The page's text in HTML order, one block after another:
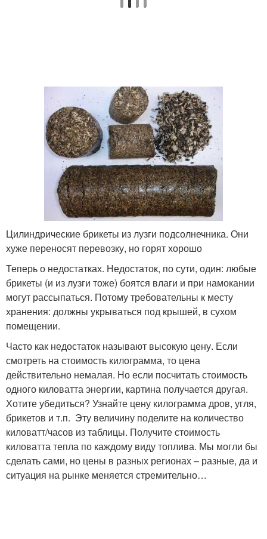
Цилиндрические брикеты из лузги подсолнечника. Они
хуже переносят перевозку, но горят хорошо
Теперь о недостатках. Недостаток, по сути, один: любые
брикеты (и из лузги тоже) боятся влаги и при намокании
могут рассыпаться. Потому требовательны к месту
хранения: должны укрываться под крышей, в сухом
помещении.
Часто как недостаток называют высокую цену. Если
смотреть на стоимость килограмма, то цена
действительно немалая. Но если посчитать стоимость
одного киловатта энергии, картина получается другая.
Хотите убедиться? Узнайте цену килограмма дров, угля,
брикетов и т.п. Эту величину поделите на количество
киловатт/часов из таблицы. Получите стоимость
киловатта тепла по каждому виду топлива. Мы могли бы
сделать сами, но цены в разных регионах – разные, да и
ситуация на рынке меняется стремительно…